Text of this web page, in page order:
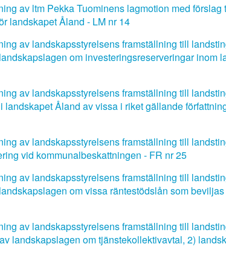
av ltm Pekka Tuominens lagmotion med förslag
landskapet Åland - LM nr 14
av landskapsstyrelsens framställning till
om investeringsreserveringar inom
av landskapsstyrelsens framställning till
Åland av vissa i riket gällande
av landskapsstyrelsens framställning till
vid kommunalbeskattningen - FR nr 25
av landskapsstyrelsens framställning till
om vissa räntestödslån som
av landskapsstyrelsens framställning till
landskapslagen om tjänstekollektivavtal, 2)